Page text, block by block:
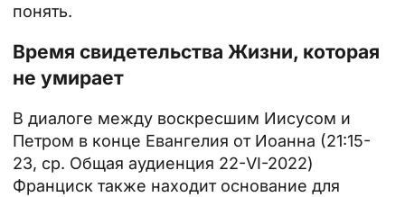
понять.
Время свидетельства Жизни, которая
не умирает
В диалоге между воскресшим Иисусом и
Петром в конце Евангелия от Иоанна (21:15-
23, ср. Общая аудиенция 22-VI-2022)
Франциск также находит основание для